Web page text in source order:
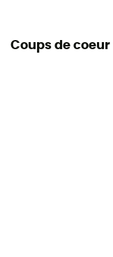
Coups de coeur